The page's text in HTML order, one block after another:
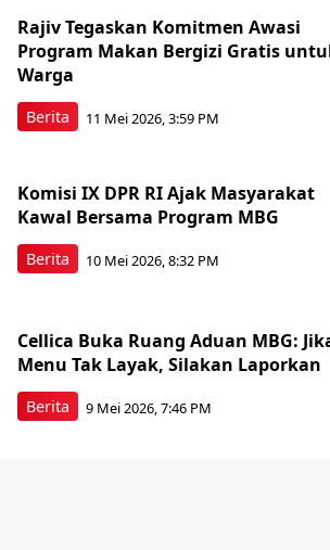
Berita
Rajiv Tegaskan Komitmen Awasi
Program Makan Bergizi Gratis
Warga
11 Mei 2026, 3:59 PM
Berita
Komisi IX DPR RI Ajak Masyarakat
Kawal Bersama Program MBG
10 Mei 2026, 8:32 PM
Berita
Cellica Buka Ruang Aduan MBG:
Menu Tak Layak, Silakan Laporkan
9 Mei 2026, 7:46 PM